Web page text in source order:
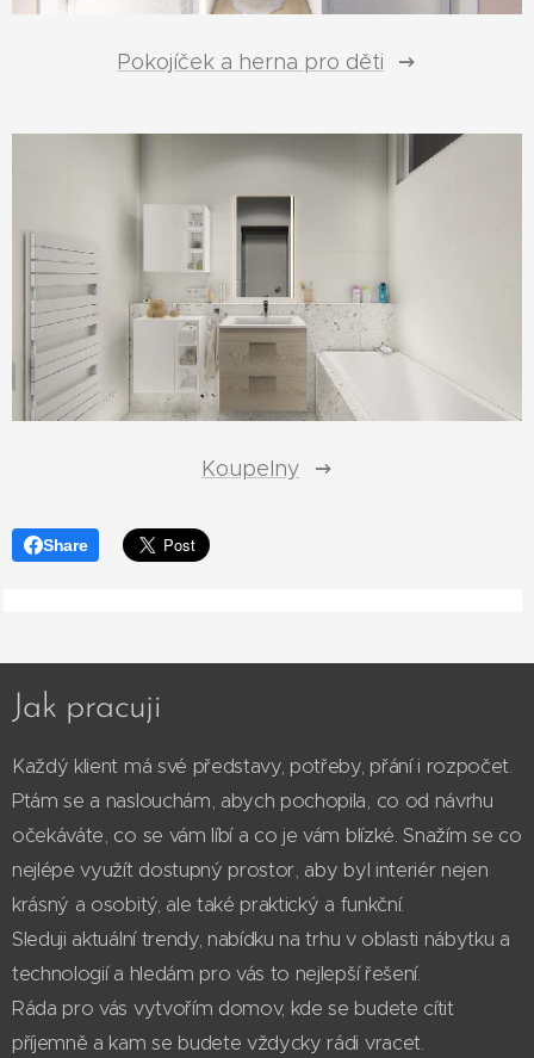
Pokojíček a herna pro děti
Koupelny
Share
Jak pracuji
Každý klient má své představy, potřeby, přání i rozpočet.
Ptám se a naslouchám, abych pochopila, co od návrhu
očekáváte, co se vám líbí a co je vám blízké. Snažím se co
nejlépe využít dostupný prostor, aby byl interiér nejen
krásný a osobitý, ale také praktický a funkční.
Sleduji aktuální trendy, nabídku na trhu v oblasti nábytku a
technologií a hledám pro vás to nejlepší řešení.
Ráda pro vás vytvořím domov, kde se budete cítit
příjemně a kam se budete vždycky rádi vracet.